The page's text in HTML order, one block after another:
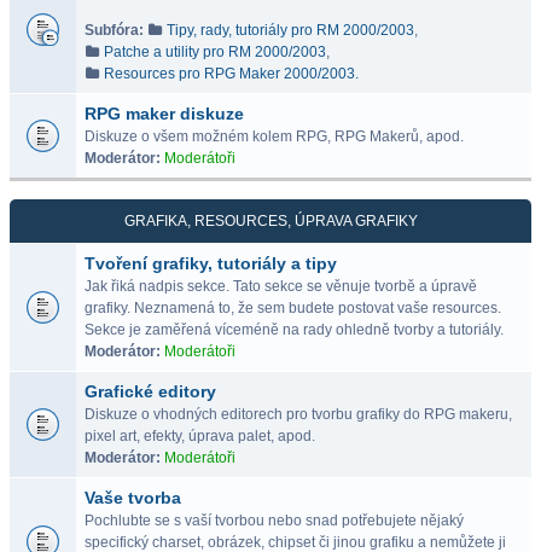
Subfóra: Tipy, rady, tutoriály pro RM 2000/2003,
Patche a utility pro RM 2000/2003,
Resources pro RPG Maker 2000/2003.
RPG maker diskuze
Diskuze o všem možném kolem RPG, RPG Makerů, apod.
Moderátor: Moderátoři
GRAFIKA, RESOURCES, ÚPRAVA GRAFIKY
Tvoření grafiky, tutoriály a tipy
Jak řiká nadpis sekce. Tato sekce se věnuje tvorbě a úpravě
grafiky. Neznamená to, že sem budete postovat vaše resources.
Sekce je zaměřená víceméně na rady ohledně tvorby a tutoriály.
Moderátor: Moderátoři
Grafické editory
Diskuze o vhodných editorech pro tvorbu grafiky do RPG makeru,
pixel art, efekty, úprava palet, apod.
Moderátor: Moderátoři
Vaše tvorba
Pochlubte se s vaší tvorbou nebo snad potřebujete nějaký
specifický charset, obrázek, chipset či jinou grafiku a nemůžete ji